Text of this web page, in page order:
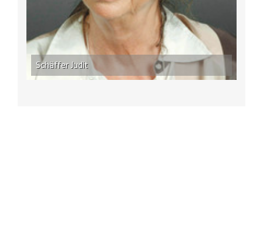
Schäffer Judit